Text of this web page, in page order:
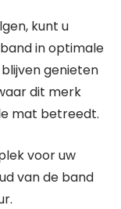
kunt u
in optimale
genieten
dit merk
mat betreedt.
voor uw
van de band